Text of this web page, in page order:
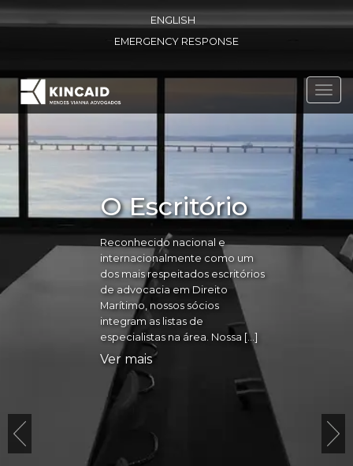
ENGLISH
EMERGENCY RESPONSE
O Escritório
Reconhecido nacional e
internacionalmente como um
dos mais respeitados escritórios
de advocacia em Direito
Marítimo, nossos sócios
integram as listas de
especialistas na área. Nossa […]
Ver mais